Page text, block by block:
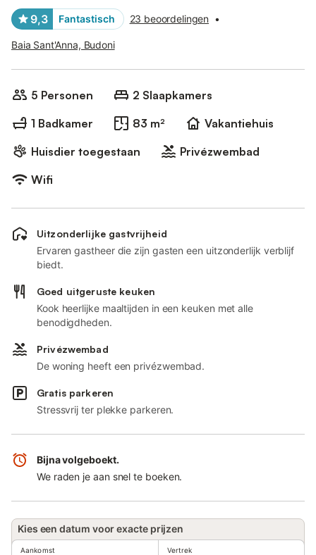
9,3 Fantastisch 23 beoordelingen •
Baia Sant'Anna, Budoni
5 Personen
2 Slaapkamers
1 Badkamer
83 m²
Vakantiehuis
Huisdier toegestaan
Privézwembad
Wifi
Uitzonderlijke gastvrijheid
Ervaren gastheer die zijn gasten een uitzonderlijk verblijf
biedt.
Goed uitgeruste keuken
Kook heerlijke maaltijden in een keuken met alle
benodigdheden.
Privézwembad
De woning heeft een privézwembad.
Gratis parkeren
Stressvrij ter plekke parkeren.
Bijna volgeboekt.
We raden je aan snel te boeken.
Kies een datum voor exacte prijzen
Aankomst Vertrek